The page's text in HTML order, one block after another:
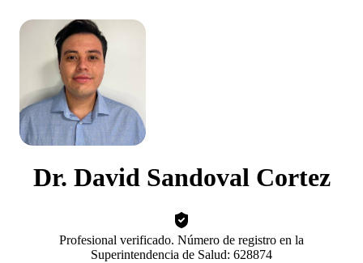
Dr. David Sandoval Cortez
Profesional verificado. Número de registro en la
Superintendencia de Salud: 628874